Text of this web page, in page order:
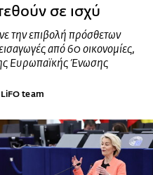
σε ισχύ
την επιβολή πρόσθετων
από 60 οικονομίες,
Ευρωπαϊκής Ένωσης
team